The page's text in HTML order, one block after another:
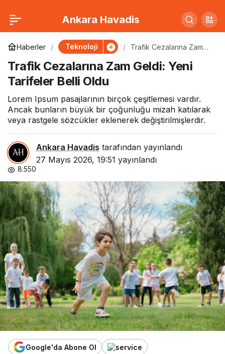
Ankara Havadis
Haberler Teknoloji
Trafik Cezalarına Zam
Oldu
Trafik Cezalarına Zam Geldi: Yeni
Tarifeler Belli Oldu
Lorem Ipsum pasajlarının birçok çeşitlemesi vardır.
Ancak bunların büyük bir çoğunluğu mizah katılarak
veya rastgele sözcükler eklenerek değiştirilmişlerdir.
Ankara Havadis tarafından yayınlandı
27 Mayıs 2026, 19:51 yayınlandı
8.550
Google'da Abone Ol
Okul Tatil Tarihleri
Değişti mi? Milli Eğitim
Açıkladı
0 Paylaş